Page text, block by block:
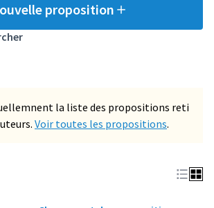
proposition
la liste des propositions reti
Voir toutes les propositions.